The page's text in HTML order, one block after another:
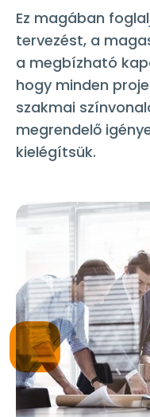
Ez magában
tervezést, a
a megbízható
hogy minden
szakmai
megrendelő
kielégítsük.